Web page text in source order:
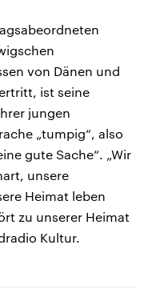
von Dänen und
ist seine
jungen
„tumpig“, also
gute Sache“. „Wir
unsere
Heimat leben
zu unserer Heimat
Kultur.